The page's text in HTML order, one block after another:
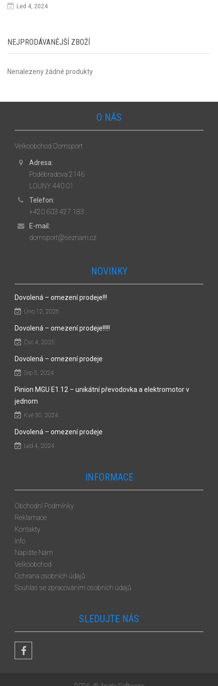
Led 4, 2024
NEJPRODÁVANĚJŠÍ ZBOŽÍ
Nenalezeny žádné produkty
O NÁS
Velkoobchod Dornsport
Adresa:
Poděbradova 2146
LOUNY 440 01
Telefon:
+420 603 427 183
E-mail:
dornsport@seznam.cz
NOVINKY
Dovolená – omezení prodeje!!!
Úno 12, 2026
Dovolená – omezení prodeje!!!!!
Čvc 4, 2025
Dovolená – omezení prodeje
Srp 5, 2024
Pinion MGU E1.12 – unikátní převodovka a elektromotor v
jednom
Kvě 30, 2024
Dovolená – omezení prodeje
Led 4, 2024
INFORMACE
Obchodní Podmínky
Reklamace
Kontakty
Info
Napište Nám
Velkoobchod
Ochrana osobních údajů
Souhlas se zpracováním osobních údajů
SLEDUJTE NÁS